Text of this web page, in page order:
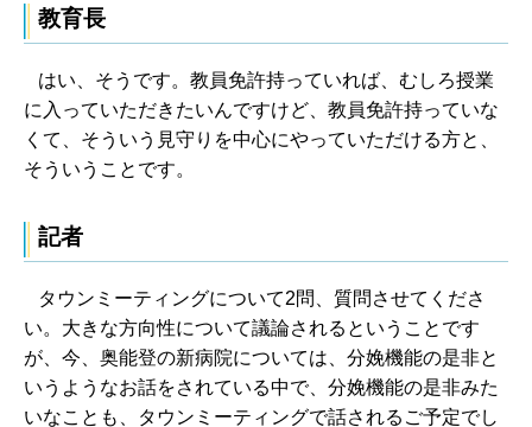
教育長
はい、そうです。教員免許持っていれば、むしろ授業
に入っていただきたいんですけど、教員免許持っていな
くて、そういう見守りを中心にやっていただける方と、
そういうことです。
記者
タウンミーティングについて2問、質問させてくださ
い。大きな方向性について議論されるということです
が、今、奥能登の新病院については、分娩機能の是非と
いうようなお話をされている中で、分娩機能の是非みた
いなことも、タウンミーティングで話されるご予定でし